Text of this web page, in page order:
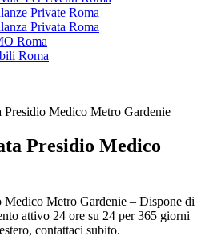
Private Roma
Privata Roma
Roma
Roma
Presidio Medico Metro Gardenie
Presidio Medico
Medico Metro Gardenie – Dispone di
attivo 24 ore su 24 per 365 giorni
contattaci subito.